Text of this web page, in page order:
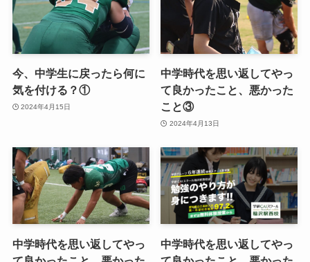
今、中学生に戻ったら何に
気を付ける？①
2024年4月15日
中学時代を思い返してやっ
て良かったこと、悪かった
こと③
2024年4月13日
中学時代を思い返してやっ
中学時代を思い返してやっ